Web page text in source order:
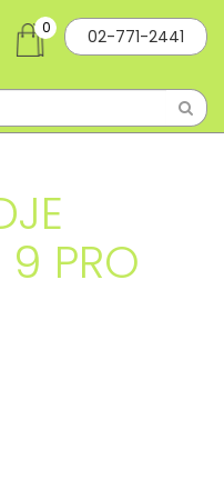
02-771-2441
0
9 PRO